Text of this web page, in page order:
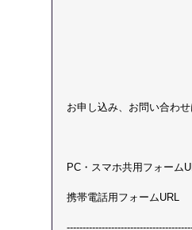
お申し込み、お問い合わ
PC・スマホ共用フォーム
携帯電話用フォーム